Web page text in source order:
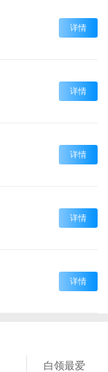
详情
详情
详情
详情
详情
白领最爱